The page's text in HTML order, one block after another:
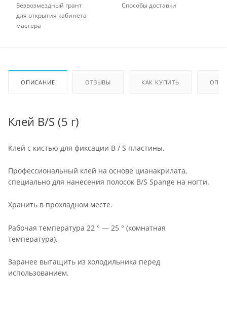
Безвозмездный грант
для открытия кабинета
мастера
Способы доставки
ОПИСАНИЕ ОТЗЫВЫ КАК КУПИТЬ
Клей B/S (5 г)
Клей с кистью для фиксации B / S пластины.
Профессиональный клей на основе цианакрилата,
специально для нанесения полосок B/S Spange на ногти.
Хранить в прохладном месте.
Рабочая температура 22 ° — 25 ° (комнатная
температура).
Заранее вытащить из холодильника перед
использованием.